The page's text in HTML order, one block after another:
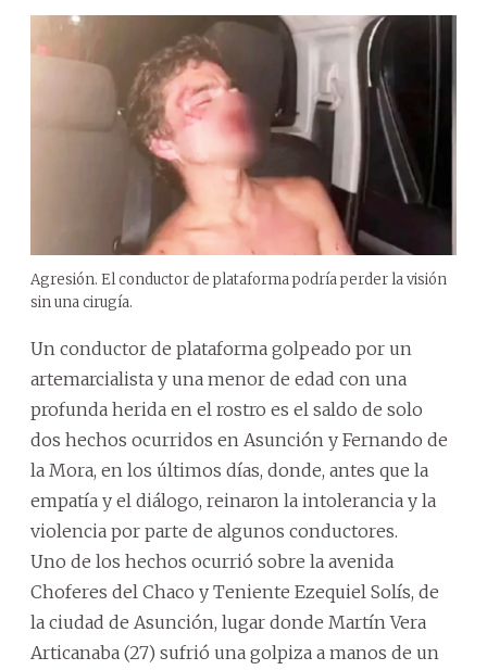
Agresión. El conductor de plataforma podría perder la visión
sin una cirugía.
Un conductor de plataforma golpeado por un
artemarcialista y una menor de edad con una
profunda herida en el rostro es el saldo de solo
dos hechos ocurridos en Asunción y Fernando de
la Mora, en los últimos días, donde, antes que la
empatía y el diálogo, reinaron la intolerancia y la
violencia por parte de algunos conductores.
Uno de los hechos ocurrió sobre la avenida
Choferes del Chaco y Teniente Ezequiel Solís, de
la ciudad de Asunción, lugar donde Martín Vera
Articanaba (27) sufrió una golpiza a manos de un